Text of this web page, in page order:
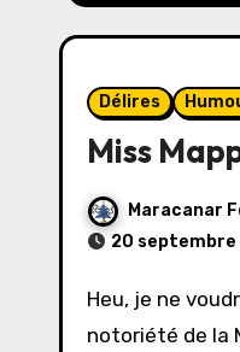
Délires
Miss
Maracanar
20 septembre
Heu, je ne voudrais pas abuser de la
notoriété de la